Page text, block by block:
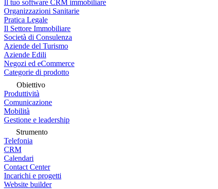
Il tuo software CRM immobiliare
Organizzazioni Sanitarie
Pratica Legale
Il Settore Immobiliare
Società di Consulenza
Aziende del Turismo
Aziende Edili
Negozi ed eCommerce
Categorie di prodotto
Obiettivo
Produttività
Comunicazione
Mobilità
Gestione e leadership
Strumento
Telefonia
CRM
Calendari
Contact Center
Incarichi e progetti
Website builder